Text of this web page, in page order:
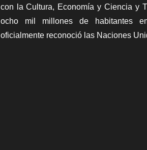
con la Cultura, Economía y Ciencia y
ocho mil millones de habitantes
oficialmente reconoció las Naciones